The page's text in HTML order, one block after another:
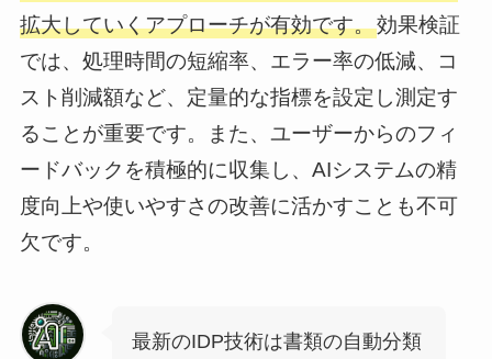
拡大していくアプローチが有効です。効果検証
では、処理時間の短縮率、エラー率の低減、コ
スト削減額など、定量的な指標を設定し測定す
ることが重要です。また、ユーザーからのフィ
ードバックを積極的に収集し、AIシステムの精
度向上や使いやすさの改善に活かすことも不可
欠です。
最新のIDP技術は書類の自動分類